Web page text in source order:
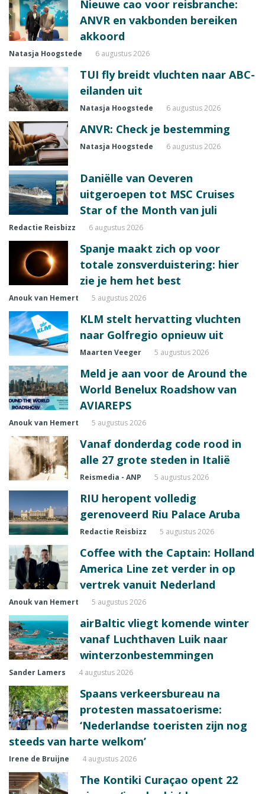
Nieuwe cao voor reisbranche:
ANVR en vakbonden bereiken
akkoord
Natasja Hoogstede 6 augustus 2026
TUI fly breidt vluchten naar ABC-
eilanden uit
Natasja Hoogstede 6 augustus 2026
ANVR: Check je bestemming
Natasja Hoogstede 6 augustus 2026
Daniëlle van Oeveren
uitgeroepen tot MSC Cruises
Star of the Month van juli
Redactie Reisbizz 6 augustus 2026
Spanje maakt zich op voor
totale zonsverduistering: hier
zie je hem het best
Anouk van Hemert 5 augustus 2026
KLM stelt hervatting vluchten
naar Golfregio opnieuw uit
Maarten Veeger 5 augustus 2026
Meld je aan voor de Around the
World Benelux Roadshow van
AVIAREPS
Anouk van Hemert 5 augustus 2026
Vanaf donderdag code rood in
alle 27 grote steden in Italië
Reismedia - ANP 5 augustus 2026
RIU heropent volledig
gerenoveerd Riu Palace Aruba
Redactie Reisbizz 5 augustus 2026
Coffee with the Captain: Holland
America Line zet verder in op
vertrek vanuit Nederland
Anouk van Hemert 5 augustus 2026
airBaltic vliegt komende winter
vanaf Luchthaven Luik naar
winterzonbestemmingen
Sander Lamers 4 augustus 2026
Spaans verkeersbureau na
protesten massatoerisme:
‘Nederlandse toeristen zijn nog
steeds van harte welkom’
Irene de Bruijne 4 augustus 2026
The Kontiki Curaçao opent 22